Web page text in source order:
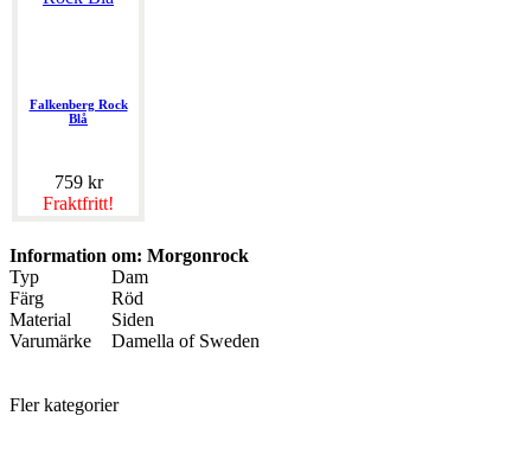
Falkenberg Rock
Blå
759 kr
Fraktfritt!
Information om: Morgonrock
Typ
Dam
Färg
Röd
Material
Siden
Varumärke
Damella of Sweden
Fler kategorier